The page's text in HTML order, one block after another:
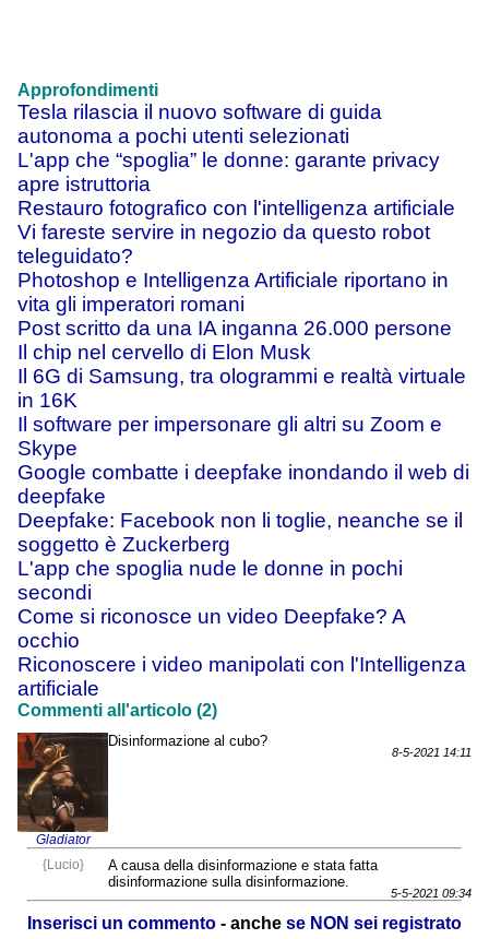
Approfondimenti
Tesla rilascia il nuovo software di guida
autonoma a pochi utenti selezionati
L'app che “spoglia” le donne: garante privacy
apre istruttoria
Restauro fotografico con l'intelligenza artificiale
Vi fareste servire in negozio da questo robot
teleguidato?
Photoshop e Intelligenza Artificiale riportano in
vita gli imperatori romani
Post scritto da una IA inganna 26.000 persone
Il chip nel cervello di Elon Musk
Il 6G di Samsung, tra ologrammi e realtà virtuale
in 16K
Il software per impersonare gli altri su Zoom e
Skype
Google combatte i deepfake inondando il web di
deepfake
Deepfake: Facebook non li toglie, neanche se il
soggetto è Zuckerberg
L'app che spoglia nude le donne in pochi
secondi
Come si riconosce un video Deepfake? A
occhio
Riconoscere i video manipolati con l'Intelligenza
artificiale
Commenti all'articolo (2)
Gladiator
Disinformazione al cubo?
8-5-2021 14:11
{Lucio}
A causa della disinformazione e stata fatta
disinformazione sulla disinformazione.
5-5-2021 09:34
Inserisci un commento - anche se NON sei registrato